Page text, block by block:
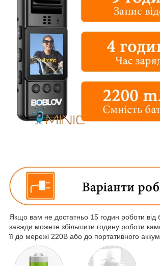
Якщо вам не достатньо 15 годин роботи від
завжди можете збільшити годину роботи
її до мережі 220В або до портативного